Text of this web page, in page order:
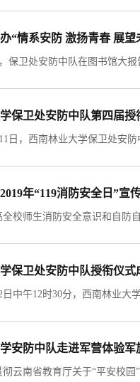
“情系安防 激扬青春 展望
保卫处安防中队第四届授
年“119消防安全日”宣
保卫处安防中队授衔仪式
安防中队走进军营体验军